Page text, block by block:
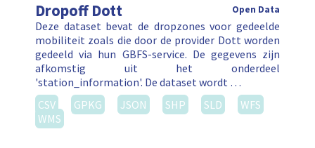
Dropoff Dott Open Data
Deze dataset bevat de dropzones voor gedeelde
mobiliteit zoals die door de provider Dott worden
gedeeld via hun GBFS-service. De gegevens zijn
afkomstig uit het onderdeel
'station_information'. De dataset wordt …
CSV
GPKG JSON SHP SLD
WFS
WMS